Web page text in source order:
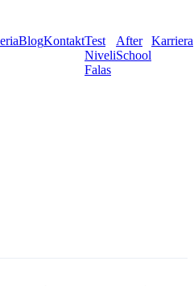
BlogKontaktTest
Niveli
Falas
After
School
Karriera